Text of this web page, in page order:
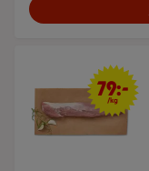
79 kr/kg
79:-
/kg